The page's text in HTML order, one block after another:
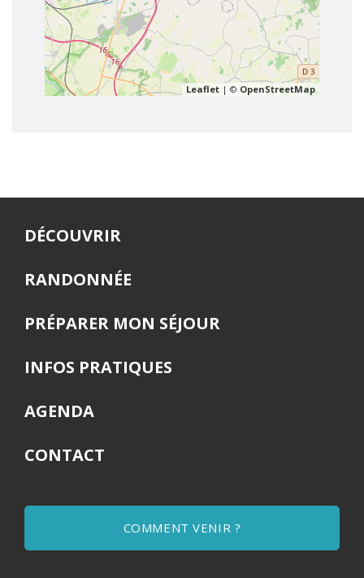
Leaflet | © OpenStreetMap
DÉCOUVRIR
RANDONNÉE
PRÉPARER MON SÉJOUR
INFOS PRATIQUES
AGENDA
CONTACT
COMMENT VENIR ?